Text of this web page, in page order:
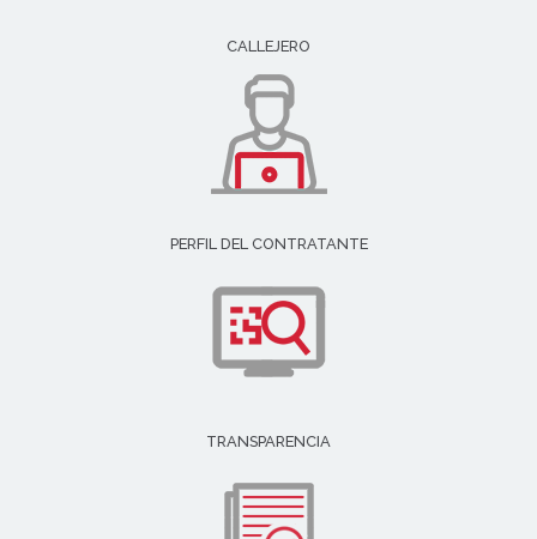
CALLEJERO
PERFIL DEL CONTRATANTE
TRANSPARENCIA